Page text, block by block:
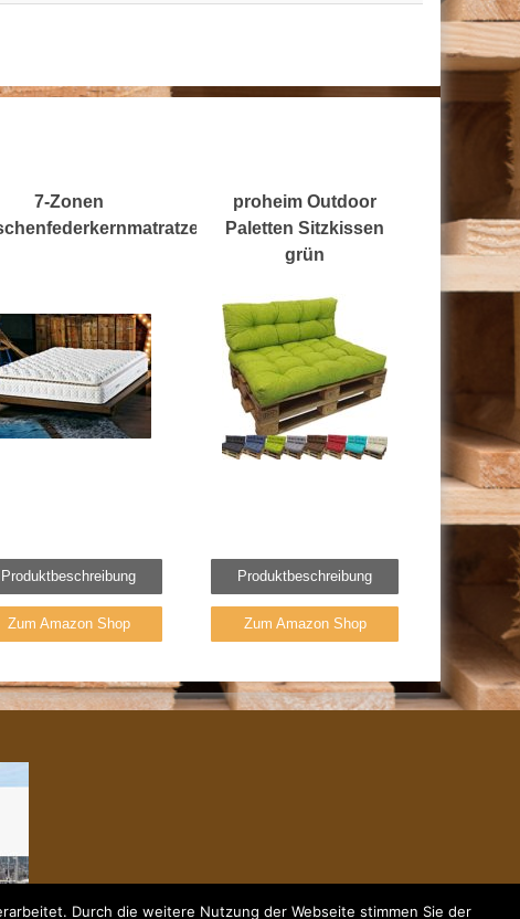
7-Zonen
Produktbeschreibung
Zum Amazon Shop
proheim Outdoor
Paletten Sitzkissen
grün
Produktbeschreibung
Zum Amazon Shop
Durch die weitere Nutzung der Webseite stimmen Sie der